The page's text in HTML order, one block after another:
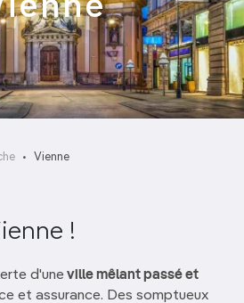
Vienne
!
d'uneville mêlant passé et
et assurance. Des somptueux